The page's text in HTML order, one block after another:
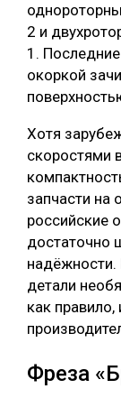
2 и
1.
окоркой
Хотя
скоростями
запчасти на
российские
достаточно
надёжности.
детали
как
Фреза